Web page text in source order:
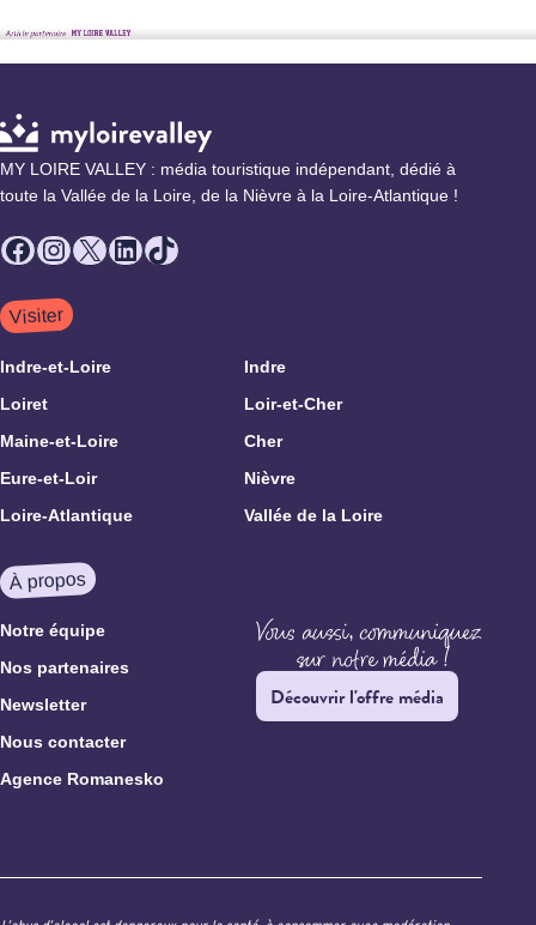
MY LOIRE VALLEY : média touristique indépendant, dédié à
toute la Vallée de la Loire, de la Nièvre à la Loire-Atlantique !
Facebook
Instagram
X LinkedIn
TikTok
Visiter
Indre-et-Loire
Indre
Loiret
Loir-et-Cher
Maine-et-Loire
Cher
Eure-et-Loir
Nièvre
Loire-Atlantique
Vallée de la Loire
À propos
Notre équipe
Nos partenaires
Newsletter
Nous contacter
Agence Romanesko
Découvrir l'offre média